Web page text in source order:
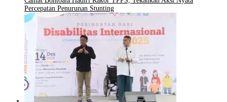
Percepatan Penurunan Stunting